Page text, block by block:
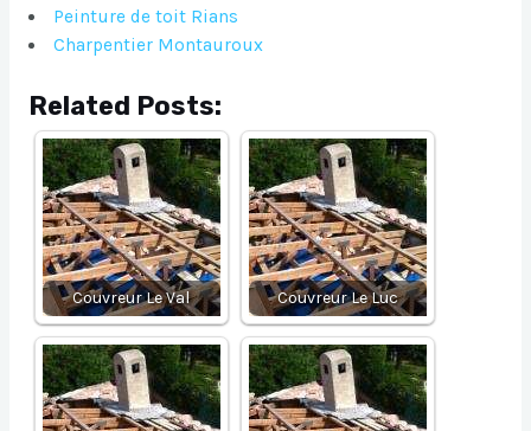
Peinture de toit Rians
Charpentier Montauroux
Related Posts:
Couvreur Le Val Couvreur Le Luc